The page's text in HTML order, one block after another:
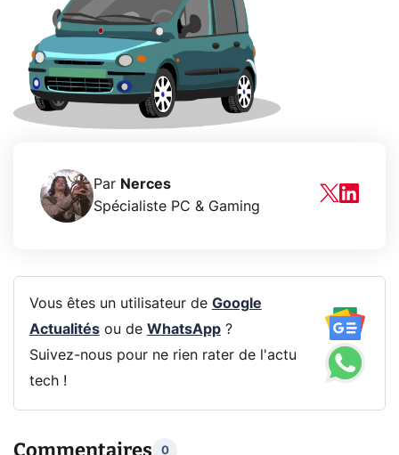
Par Nerces
Spécialiste PC & Gaming
Vous êtes un utilisateur de Google
Actualitésou de WhatsApp?
Suivez-nous pour ne rien rater de l'actu
tech !
0